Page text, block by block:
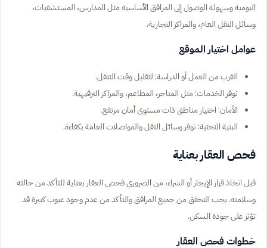
اليومية وسهولة الوصول إلى المرافق الأساسية مثل المدارس، المستشفيات،
وسائل النقل العام، والمراكز التجارية.
عوامل اختيار الموقع
القرب من العمل أو الدراسة: لتقليل وقت التنقل.
توفر الخدمات: مثل المتاجر، المطاعم، والمراكز الترفيهية.
الأمان: اختيار مناطق ذات مستوى أمان مرتفع.
البنية التحتية: توفر وسائل النقل والمواصلات العامة بكفاءة.
فحص العقار بعناية
قبل اتخاذ قرار الإيجار أو الشراء، من الضروري فحص العقار بعناية للتأكد من حالته
وسلامته. يجب التحقق من جميع المرافق والتأكد من عدم وجود عيوب كبيرة قد
تؤثر على جودة السكن.
خطوات فحص العقار